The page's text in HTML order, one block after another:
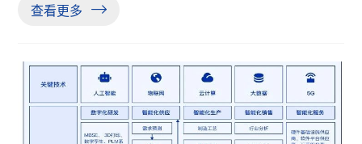
协同推进降碳减污扩绿增长，加紧经济社会发展全面绿色转
查看更多